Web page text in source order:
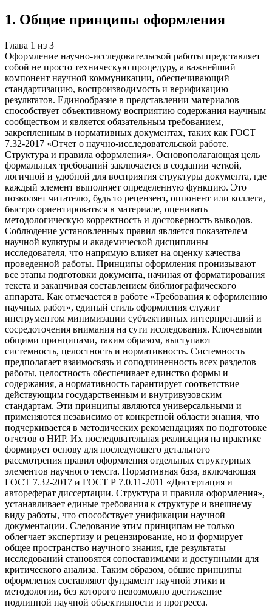
1. Общие принципы оформления
Глава 1 из 3
Оформление научно-исследовательской работы представляет
собой не просто техническую процедуру, а важнейший
компонент научной коммуникации, обеспечивающий
стандартизацию, воспроизводимость и верификацию
результатов. Единообразие в представлении материалов
способствует объективному восприятию содержания научным
сообществом и является обязательным требованием,
закрепленным в нормативных документах, таких как ГОСТ
7.32-2017 «Отчет о научно-исследовательской работе.
Структура и правила оформления». Основополагающая цель
формальных требований заключается в создании четкой,
логичной и удобной для восприятия структуры документа, где
каждый элемент выполняет определенную функцию. Это
позволяет читателю, будь то рецензент, оппонент или коллега,
быстро ориентироваться в материале, оценивать
методологическую корректность и достоверность выводов.
Соблюдение установленных правил является показателем
научной культуры и академической дисциплины
исследователя, что напрямую влияет на оценку качества
проведенной работы. Принципы оформления пронизывают
все этапы подготовки документа, начиная от форматирования
текста и заканчивая составлением библиографического
аппарата. Как отмечается в работе «Требования к оформлению
научных работ», единый стиль оформления служит
инструментом минимизации субъективных интерпретаций и
сосредоточения внимания на сути исследования. Ключевыми
общими принципами, таким образом, выступают
системность, целостность и нормативность. Системность
предполагает взаимосвязь и соподчиненность всех разделов
работы, целостность обеспечивает единство формы и
содержания, а нормативность гарантирует соответствие
действующим государственным и внутривузовским
стандартам. Эти принципы являются универсальными и
применяются независимо от конкретной области знания, что
подчеркивается в методических рекомендациях по подготовке
отчетов о НИР. Их последовательная реализация на практике
формирует основу для последующего детального
рассмотрения правил оформления отдельных структурных
элементов научного текста. Нормативная база, включающая
ГОСТ 7.32-2017 и ГОСТ Р 7.0.11-2011 «Диссертация и
автореферат диссертации. Структура и правила оформления»,
устанавливает единые требования к структуре и внешнему
виду работы, что способствует унификации научной
документации. Следование этим принципам не только
облегчает экспертизу и рецензирование, но и формирует
общее пространство научного знания, где результаты
исследований становятся сопоставимыми и доступными для
критического анализа. Таким образом, общие принципы
оформления составляют фундамент научной этики и
методологии, без которого невозможно достижение
подлинной научной объективности и прогресса.